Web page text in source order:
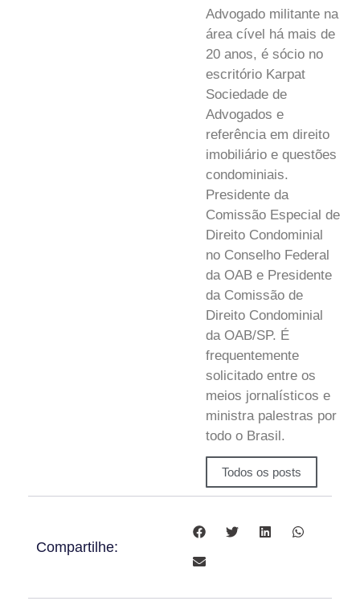
Advogado militante na
área cível há mais de
20 anos, é sócio no
escritório Karpat
Sociedade de
Advogados e
referência em direito
imobiliário e questões
condominiais.
Presidente da
Comissão Especial de
Direito Condominial
no Conselho Federal
da OAB e Presidente
da Comissão de
Direito Condominial
da OAB/SP. É
frequentemente
solicitado entre os
meios jornalísticos e
ministra palestras por
todo o Brasil.
Todos os posts
Compartilhe: